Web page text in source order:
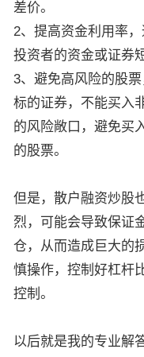
差价。
2、提高资金利用率
投资者的资金或证券
3、避免高风险的股
标的证券，不能买入
的风险敞口，避免买
的股票。
但是，散户融资炒股
烈，可能会导致保证
仓，从而造成巨大的
慎操作，控制好杠杆
控制。
以后就是我的专业解